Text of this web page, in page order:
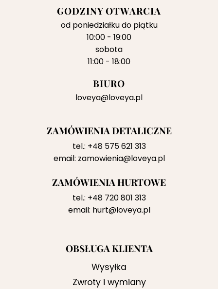
GODZINY OTWARCIA
od poniedziałku do piątku
10:00 - 19:00
sobota
11:00 - 18:00
BIURO
loveya@loveya.pl
ZAMÓWIENIA DETALICZNE
tel.: +48 575 621 313
email: zamowienia@loveya.pl
ZAMÓWIENIA HURTOWE
tel.: +48 720 801 313
email: hurt@loveya.pl
OBSŁUGA KLIENTA
Wysyłka
Zwroty i wymiany